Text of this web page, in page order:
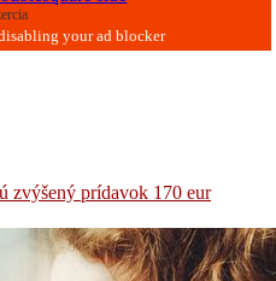
zvýšený prídavok 170 eur